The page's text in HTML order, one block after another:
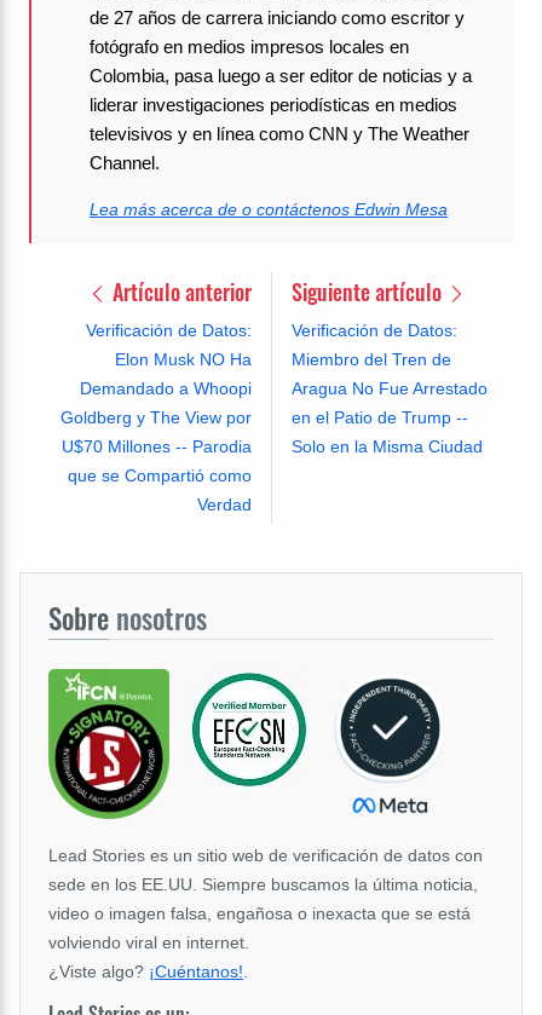
de 27 años de carrera iniciando como escritor y
fotógrafo en medios impresos locales en
Colombia, pasa luego a ser editor de noticias y a
liderar investigaciones periodísticas en medios
televisivos y en línea como CNN y The Weather
Channel.
Lea más acerca de o contáctenos Edwin Mesa
Artículo anterior
Verificación de Datos:
Elon Musk NO Ha
Demandado a Whoopi
Goldberg y The View por
U$70 Millones -- Parodia
que se Compartió como
Verdad
Siguiente artículo
Verificación de Datos:
Miembro del Tren de
Aragua No Fue Arrestado
en el Patio de Trump --
Solo en la Misma Ciudad
Sobre nosotros
Lead Stories es un sitio web de verificación de datos con
sede en los EE.UU. Siempre buscamos la última noticia,
video o imagen falsa, engañosa o inexacta que se está
volviendo viral en internet.
¿Viste algo? ¡Cuéntanos!